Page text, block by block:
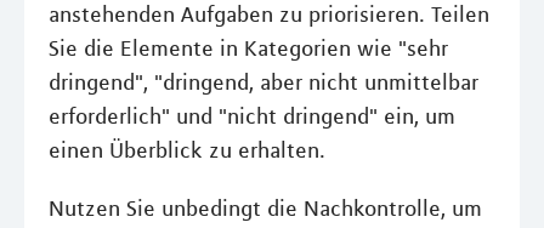
anstehenden Aufgaben zu priorisieren. Teilen
Sie die Elemente in Kategorien wie "sehr
dringend", "dringend, aber nicht unmittelbar
erforderlich" und "nicht dringend" ein, um
einen Überblick zu erhalten.
Nutzen Sie unbedingt die Nachkontrolle, um